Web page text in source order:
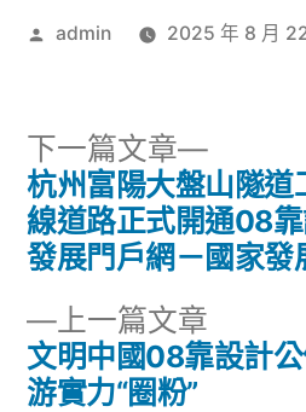
作
admin 2025 年 8 月
文
章
導
覽
上一篇文章
一
文明中國08靠設計
游實力“圈粉”
下一篇文章
下
一
篇
文
杭州富陽大盤山隧道
線道路正式開通08靠
發展門戶網－國家發